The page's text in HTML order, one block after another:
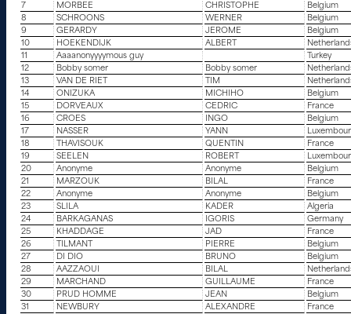
7
MORBEE CHRISTOPHE
Belgium
8
SCHROONS WERNER
Belgium
9
GERARDY JEROME
Belgium
10
HOEKENDIJK ALBERT
11
Aaaanonyyyymous guy
Turkey
12
Bobby somer Bobby somer
13
VAN DE RIET TIM
14
ONIZUKA MICHIHO
Belgium
15
DORVEAUX CEDRIC
France
16
CROES INGO
Belgium
17
NASSER YANN
18
THAVISOUK QUENTIN
France
19
SEELEN ROBERT
20
Anonyme Anonyme
Belgium
21
MARZOUK BILAL
France
22
Anonyme Anonyme
Belgium
23
SLILA KADER
Algeria
24
BARKAGANAS IGORIS
Germany
25
KHADDAGE JAD
France
26
TILMANT PIERRE
Belgium
27
DI DIO BRUNO
Belgium
28
AAZZAOUI BILAL
29
MARCHAND GUILLAUME
France
30
PRUD HOMME JEAN
Belgium
31
NEWBURY ALEXANDRE
France